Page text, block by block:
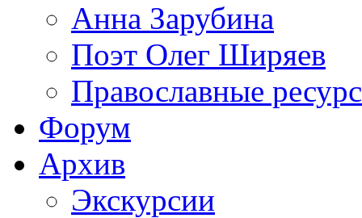
Анна Зарубина
Поэт Олег Ширяев
Православные
Форум
Архив
Экскурсии